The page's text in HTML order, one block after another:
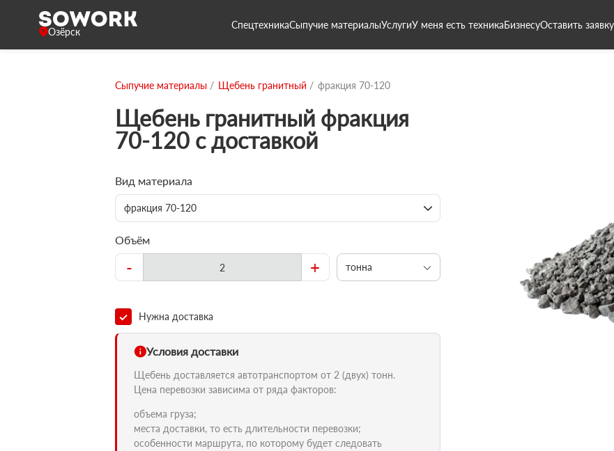
Озёрск
СпецтехникаСыпучие материалыУслугиУ меня есть техникаБизнесуОставить заявку
Сыпучие материалы Щебень гранитный фракция 70-120
Щебень гранитный фракция
70-120 с доставкой
Вид материала
фракция 70-120
Объём
- + тонна
Нужна доставка
Условия доставки
Щебень доставляется автотранспортом от 2 (двух) тонн.
Цена перевозки зависима от ряда факторов:
объема груза;
места доставки, то есть длительности перевозки;
особенности маршрута, по которому будет следовать